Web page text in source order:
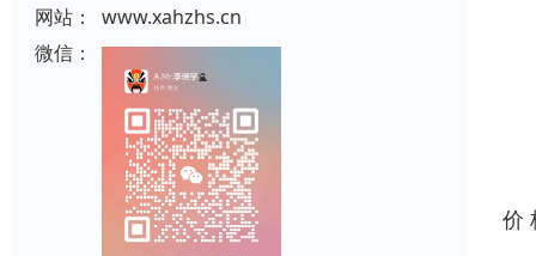
网站：
www.xahzhs.cn
微信：
价